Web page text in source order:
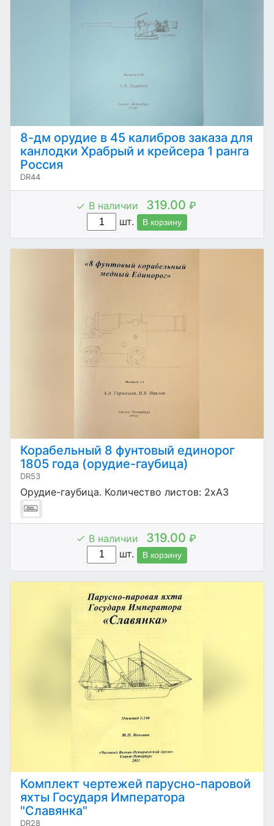
8-дм орудие в 45 калибров заказа для
канлодки Храбрый и крейсера 1 ранга
Россия
DR44
В наличии 319.00 ₽
шт.
В корзину
Корабельный 8 фунтовый единорог
1805 года (орудие-гаубица)
DR53
Орудие-гаубица. Количество листов: 2хА3
В наличии 319.00 ₽
шт.
В корзину
Комплект чертежей парусно-паровой
яхты Государя Императора
"Славянка"
DR28